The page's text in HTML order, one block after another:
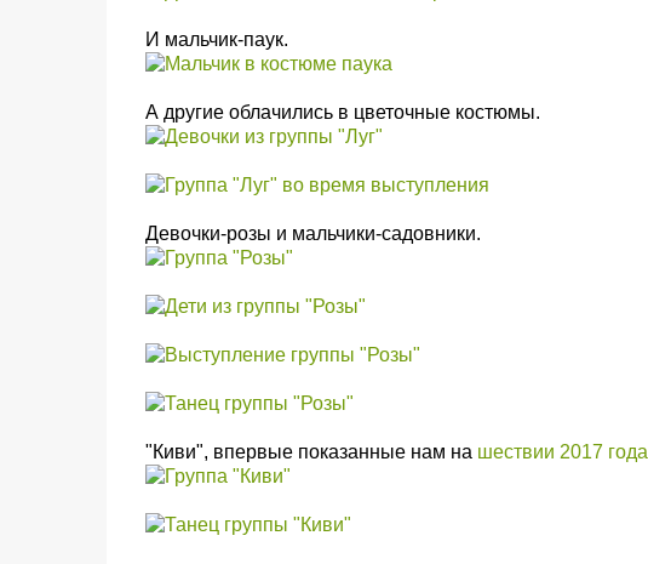
И мальчик-паук.
А другие облачились в цветочные костюмы.
Девочки-розы и мальчики-садовники.
"Киви", впервые показанные нам на шествии 2017 года